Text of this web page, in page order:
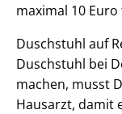
maximal 10 Euro
Duschstuhl auf
Duschstuhl bei
machen, musst
Hausarzt, damit